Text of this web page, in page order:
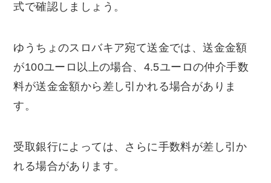
式で確認しましょう。
ゆうちょのスロバキア宛て送金では、送金金額
が100ユーロ以上の場合、4.5ユーロの仲介手数
料が送金金額から差し引かれる場合がありま
す。
受取銀行によっては、さらに手数料が差し引か
れる場合があります。